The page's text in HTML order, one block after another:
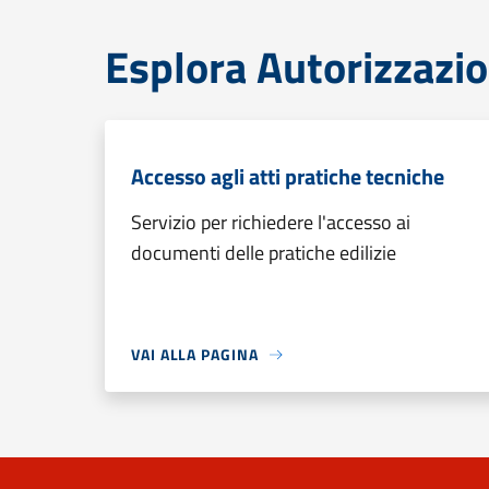
Esplora
Accesso agli atti pratiche tecniche
Servizio per richiedere l'accesso ai
documenti delle pratiche edilizie
VAI ALLA PAGINA